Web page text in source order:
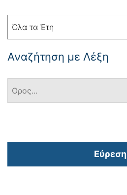
Όλα τα Έτη
Αναζήτηση με Λέξη
Εύρεση